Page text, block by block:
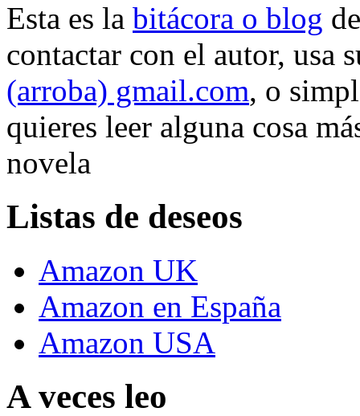
Esta es la bitácora o blog
contactar con el autor, usa
(arroba) gmail.com, o
quieres leer alguna cosa
novela
Listas de deseos
Amazon UK
Amazon en España
Amazon USA
A veces leo